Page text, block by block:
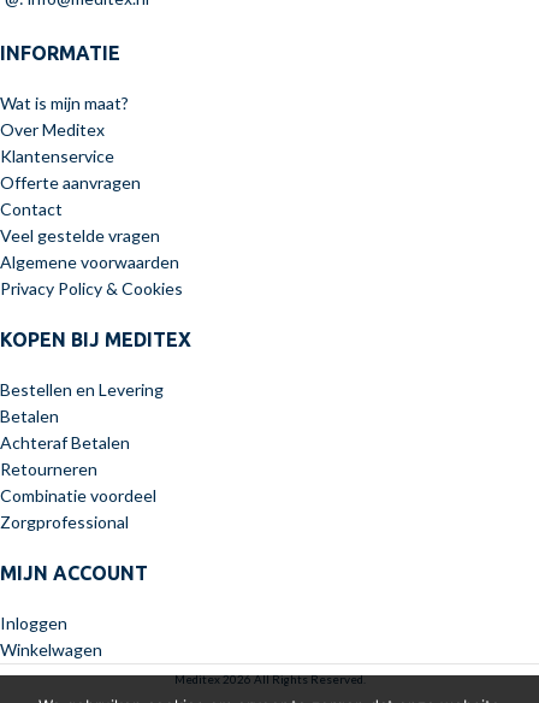
INFORMATIE
Wat is mijn maat?
Over Meditex
Klantenservice
Offerte aanvragen
Contact
Veel gestelde vragen
Algemene voorwaarden
Privacy Policy & Cookies
KOPEN BIJ MEDITEX
Bestellen en Levering
Betalen
Achteraf Betalen
Retourneren
Combinatie voordeel
Zorgprofessional
MIJN ACCOUNT
Inloggen
Winkelwagen
Meditex 2026 All Rights Reserved.